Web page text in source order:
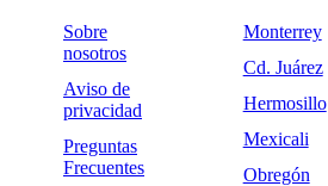
Sobre
nosotros
Aviso de
privacidad
Preguntas
Frecuentes
Monterrey
Cd. Juárez
Hermosillo
Mexicali
Obregón